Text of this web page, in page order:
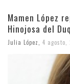
Mamen López
Hinojosa del
Julia López 4 agosto,